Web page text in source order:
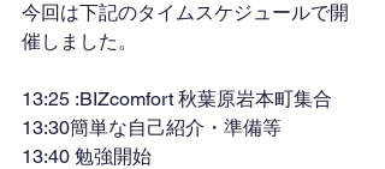
今回は下記のタイムスケジュールで開
催しました。
13:25 :BIZcomfort 秋葉原岩本町集合
13:30簡単な自己紹介・準備等
13:40 勉強開始